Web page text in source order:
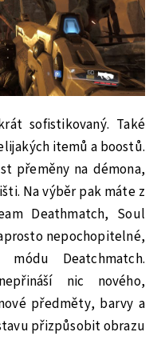
sofistikovaný. Také
itemů a boostů.
přeměny na démona,
Na výběr pak máte z
Deathmatch, Soul
nepochopitelné,
Deatchmatch.
nic nového,
předměty, barvy a
přizpůsobit obrazu